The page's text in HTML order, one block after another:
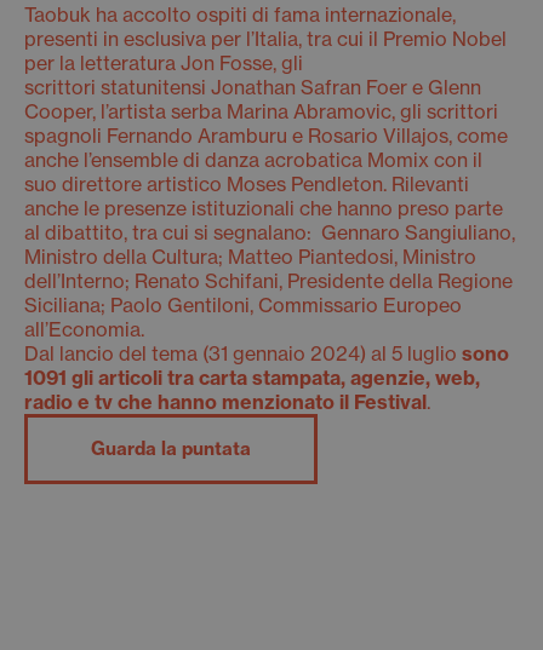
Taobuk ha accolto ospiti di fama internazionale,
presenti in esclusiva per l’Italia, tra cui il Premio Nobel
per la letteratura Jon Fosse, gli
scrittori statunitensi Jonathan Safran Foer e Glenn
Cooper, l’artista serba Marina Abramovic, gli scrittori
spagnoli Fernando Aramburu e Rosario Villajos, come
anche l’ensemble di danza acrobatica Momix con il
suo direttore artistico Moses Pendleton. Rilevanti
anche le presenze istituzionali che hanno preso parte
al dibattito, tra cui si segnalano: Gennaro Sangiuliano,
Ministro della Cultura; Matteo Piantedosi, Ministro
dell’Interno; Renato Schifani, Presidente della Regione
Siciliana; Paolo Gentiloni, Commissario Europeo
all’Economia.
Dal lancio del tema (31 gennaio 2024) al 5 luglio sono
1091 gli articoli tra carta stampata, agenzie, web,
radio e tv che hanno menzionato il Festival.
Guarda la puntata